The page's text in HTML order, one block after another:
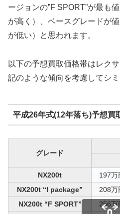
ージョンの”F SPORT”が最も
が高く）、ベースグレードが
が低い）と思われます。
以下の予想買取価格帯はレク
記のような傾向を考慮してシ
平成26年式(12年落ち)予想買
グレード
NX200t
197万
NX200t “I package”
208万
NX200t “F SPORT”
256万